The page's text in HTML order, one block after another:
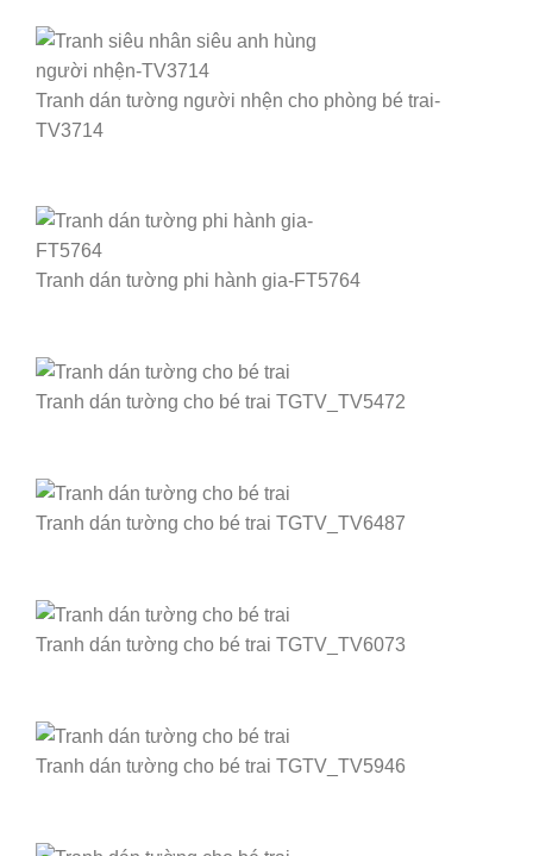
Tranh dán tường người nhện cho phòng bé trai-
TV3714
Tranh dán tường phi hành gia-FT5764
Tranh dán tường cho bé trai TGTV_TV5472
Tranh dán tường cho bé trai TGTV_TV6487
Tranh dán tường cho bé trai TGTV_TV6073
Tranh dán tường cho bé trai TGTV_TV5946